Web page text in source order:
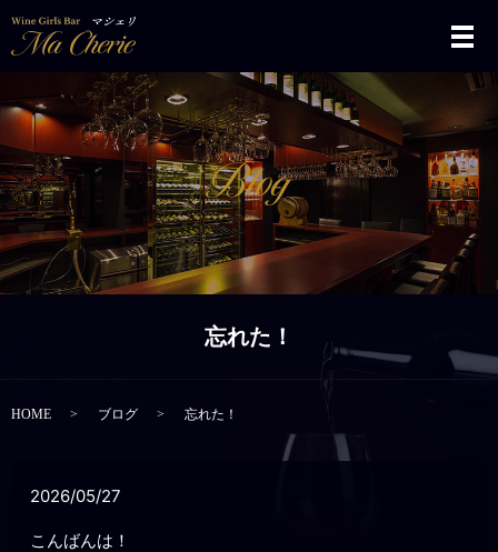
メ
忘れた！
HOME ブログ 忘れた！
2026/05/27
こんばんは！